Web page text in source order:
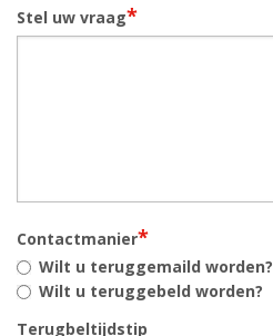
Stel uw vraag*
Contactmanier*
Wilt u teruggemaild worden?
Wilt u teruggebeld worden?
Terugbeltijdstip